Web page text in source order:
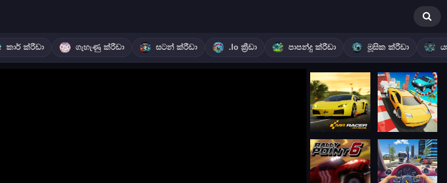
කාර් ක්රීඩා ගැහැණු ක්රීඩා සටන් ක්රීඩා .io ක්‍රීඩා පාපන්දු ක්රීඩා මූසික ක්රීඩා